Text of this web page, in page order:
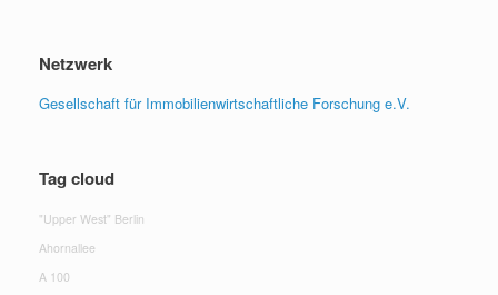
Netzwerk
Gesellschaft für Immobilienwirtschaftliche Forschung e.V.
Tag cloud
"Upper West" Berlin
Ahornallee
A 100